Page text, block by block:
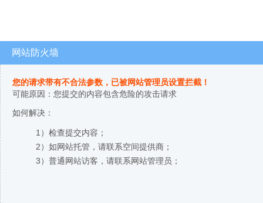
网站防火墙
您的请求带有不合法参数，已被网站管理员设置拦截！
可能原因：您提交的内容包含危险的攻击请求
如何解决：
1）检查提交内容；
2）如网站托管，请联系空间提供商；
3）普通网站访客，请联系网站管理员；